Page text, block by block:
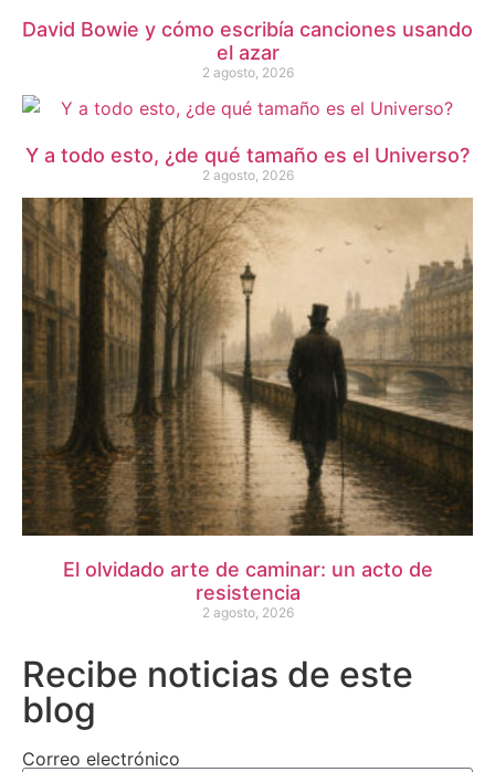
David Bowie y cómo escribía canciones usando
el azar
2 agosto, 2026
Y a todo esto, ¿de qué tamaño es el Universo?
2 agosto, 2026
El olvidado arte de caminar: un acto de
resistencia
2 agosto, 2026
Recibe noticias de este
blog
Correo electrónico